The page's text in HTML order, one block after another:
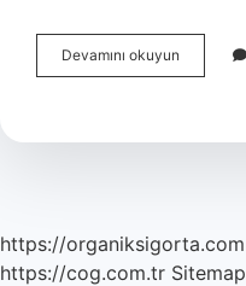
Devamını okuyun
Da
Ne
https://organiksigorta.com
https://cog.com.tr Sitemap